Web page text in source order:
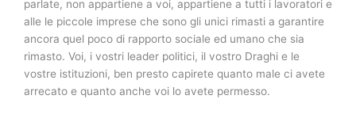
parlate, non appartiene a voi, appartiene a tutti i lavoratori e
alle le piccole imprese che sono gli unici rimasti a garantire
ancora quel poco di rapporto sociale ed umano che sia
rimasto. Voi, i vostri leader politici, il vostro Draghi e le
vostre istituzioni, ben presto capirete quanto male ci avete
arrecato e quanto anche voi lo avete permesso.